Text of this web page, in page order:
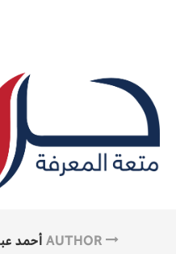
AUTHOR أحمد